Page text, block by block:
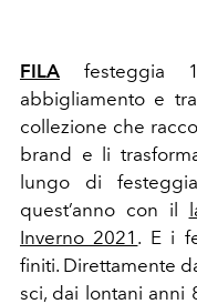
FILA festeggia
abbigliamento e
collezione che
brand e li
lungo di
quest’anno con il
Inverno 2021 . E i
finiti. Direttamente
sci, dai lontani anni